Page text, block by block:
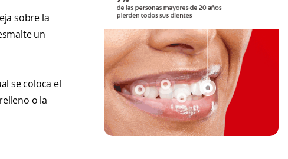
sobre la
un
se coloca el
o la